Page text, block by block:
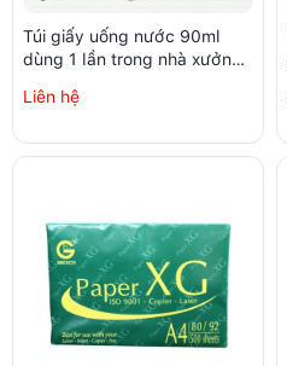
Túi giấy uống nước 90ml
dùng 1 lần trong nhà xưởng,
hộp)
Liên hệ